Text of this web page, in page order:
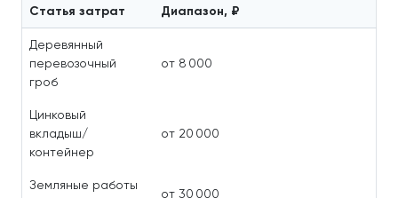
Статья затрат Диапазон, ₽
Деревянный
перевозочный
гроб
от 8 000
Цинковый
вкладыш/
контейнер
от 20 000
Земляные работы
от 30 000